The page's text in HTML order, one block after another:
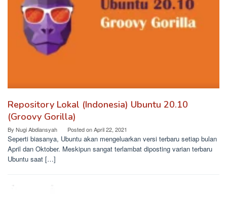
Repository Lokal (Indonesia) Ubuntu 20.10
(Groovy Gorilla)
By Nugi Abdiansyah Posted onApril 22, 2021
Seperti biasanya, Ubuntu akan mengeluarkan versi terbaru setiap bulan
April dan Oktober. Meskipun sangat terlambat diposting varian terbaru
Ubuntu saat […]